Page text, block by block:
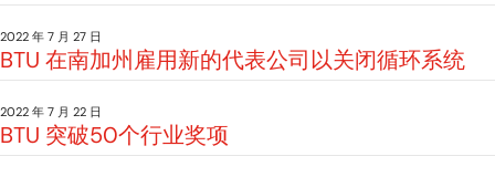
2022 年 7 月 27 日
BTU 在南加州雇用新的代表公司以关闭循环系统
2022 年 7 月 22 日
BTU 突破50个行业奖项